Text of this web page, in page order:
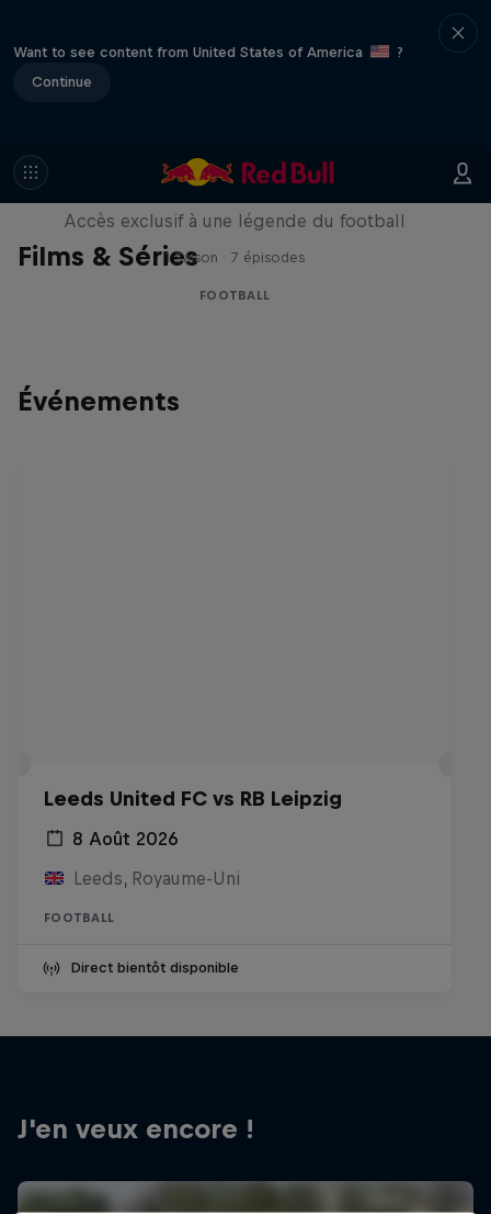
Want to see content from United States of America
?
Continue
Films & Séries
Neymar Jr. Full Access
Accès exclusif à une légende du football
1 Saison · 7 épisodes
FOOTBALL
Événements
Leeds United FC vs RB Leipzig
8 Août 2026
Leeds, Royaume-Uni
FOOTBALL
Direct bientôt disponible
J'en veux encore !